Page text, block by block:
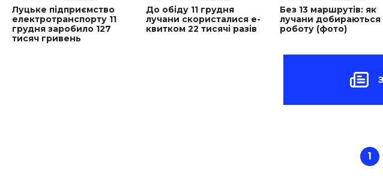
Луцьке підприємство
електротранспорту 11
грудня заробило 127
тисяч гривень
До обіду 11 грудня
лучани скористалися е-
квитком 22 тисячі разів
Без 13 маршрутів: як
лучани добираються
роботу (фото)
1